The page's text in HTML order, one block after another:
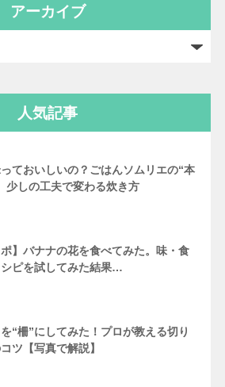
アーカイブ
人気記事
ておいしいの？ごはんソムリエの“本
少しの工夫で変わる炊き方
ポ】バナナの花を食べてみた。味・食
ピを試してみた結果…
“柵”にしてみた！プロが教える切り
ツ【写真で解説】